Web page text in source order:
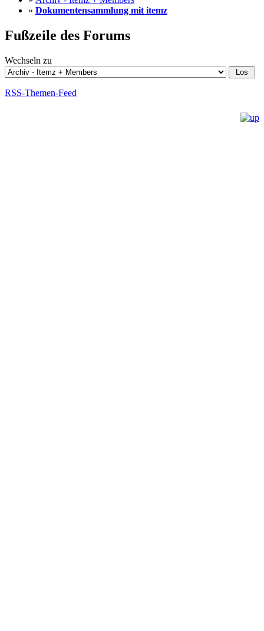
» Dokumentensammlung mit itemz
Fußzeile des Forums
Wechseln zu
RSS-Themen-Feed